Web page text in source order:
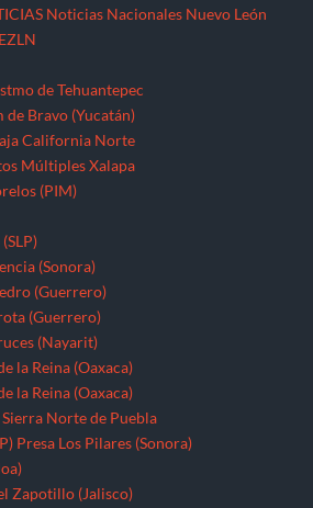
Noticias Nacionales Nuevo León
de Tehuantepec
Bravo (Yucatán)
California Norte
Múltiples Xalapa
(PIM)
(Sonora)
(Guerrero)
(Guerrero)
(Nayarit)
la Reina (Oaxaca)
la Reina (Oaxaca)
Norte de Puebla
Presa Los Pilares (Sonora)
Zapotillo (Jalisco)